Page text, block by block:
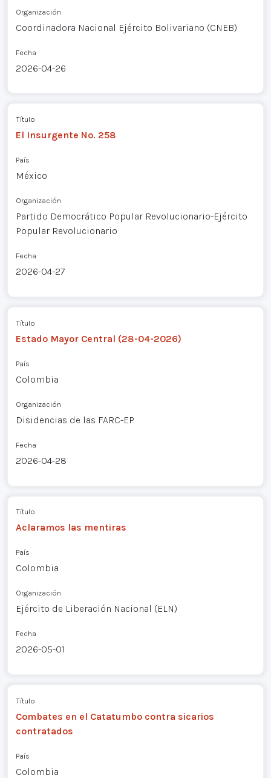
Organización
Coordinadora Nacional Ejército Bolivariano (CNEB)
Fecha
2026-04-26
Título
El Insurgente No. 258
País
México
Organización
Partido Democrático Popular Revolucionario-Ejército
Popular Revolucionario
Fecha
2026-04-27
Título
Estado Mayor Central (28-04-2026)
País
Colombia
Organización
Disidencias de las FARC-EP
Fecha
2026-04-28
Título
Aclaramos las mentiras
País
Colombia
Organización
Ejército de Liberación Nacional (ELN)
Fecha
2026-05-01
Título
Combates en el Catatumbo contra sicarios
contratados
País
Colombia